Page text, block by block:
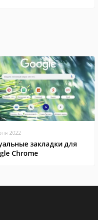
2022
закладки для
Chrome